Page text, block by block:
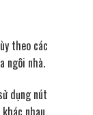
theo các
ngôi nhà.
dụng nút
nhau